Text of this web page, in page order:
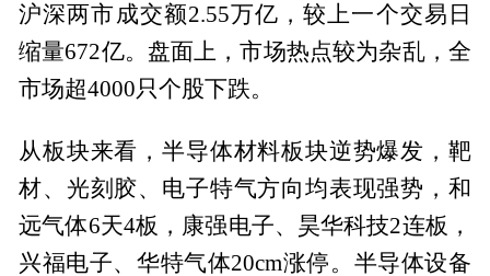
沪深两市成交额2.55万亿，较上一个交易日
缩量672亿。盘面上，市场热点较为杂乱，全
市场超4000只个股下跌。
从板块来看，半导体材料板块逆势爆发，靶
材、光刻胶、电子特气方向均表现强势，和
远气体6天4板，康强电子、昊华科技2连板，
兴福电子、华特气体20cm涨停。半导体设备